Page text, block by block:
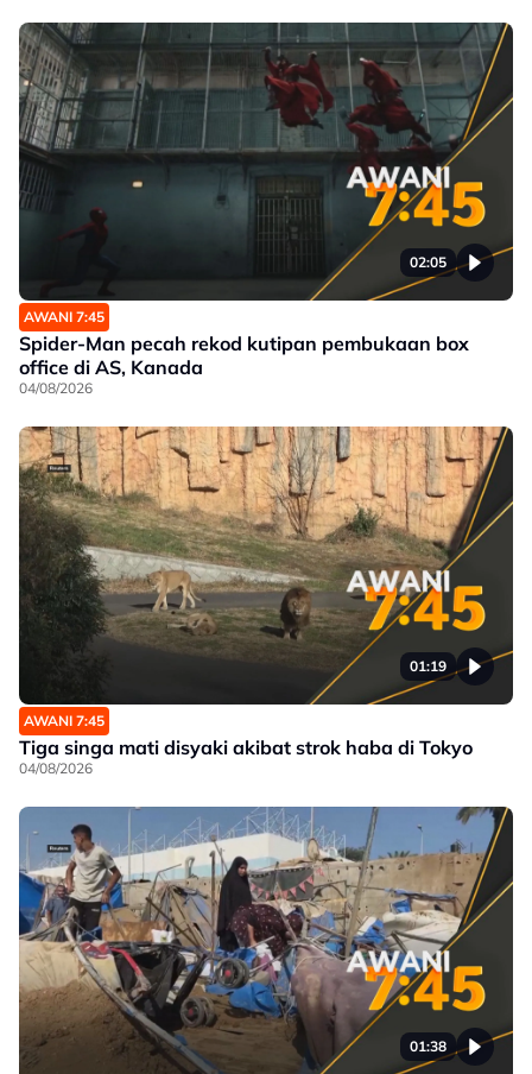
02:05
AWANI 7:45
Spider-Man pecah rekod kutipan pembukaan box
office di AS, Kanada
04/08/2026
01:19
AWANI 7:45
Tiga singa mati disyaki akibat strok haba di Tokyo
04/08/2026
01:38